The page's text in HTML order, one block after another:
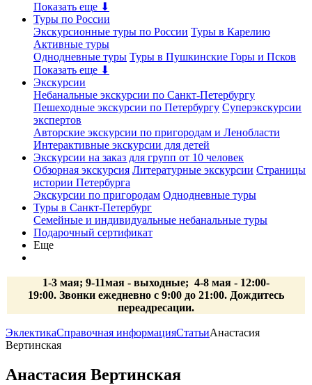
Показать еще ⬇
Туры по России
Экскурсионные туры по России Туры в Карелию
Активные туры
Однодневные туры Туры в Пушкинские Горы и Псков
Показать еще ⬇
Экскурсии
Небанальные экскурсии по Санкт-Петербургу
Пешеходные экскурсии по Петербургу Суперэкскурсии
экспертов
Авторские экскурсии по пригородам и Ленобласти
Интерактивные экскурсии для детей
Экскурсии на заказ для групп от 10 человек
Обзорная экскурсия Литературные экскурсии Страницы
истории Петербурга
Экскурсии по пригородам Однодневные туры
Туры в Санкт-Петербург
Семейные и индивидуальные небанальные туры
Подарочный сертификат
Еще
1-3 мая; 9-11мая - выходные; 4-8 мая - 12:00-
19:00. Звонки ежедневно с 9:00 до 21:00. Дождитесь
переадресации.
ЭклектикаСправочная информацияСтатьиАнастасия
Вертинская
Анастасия Вертинская